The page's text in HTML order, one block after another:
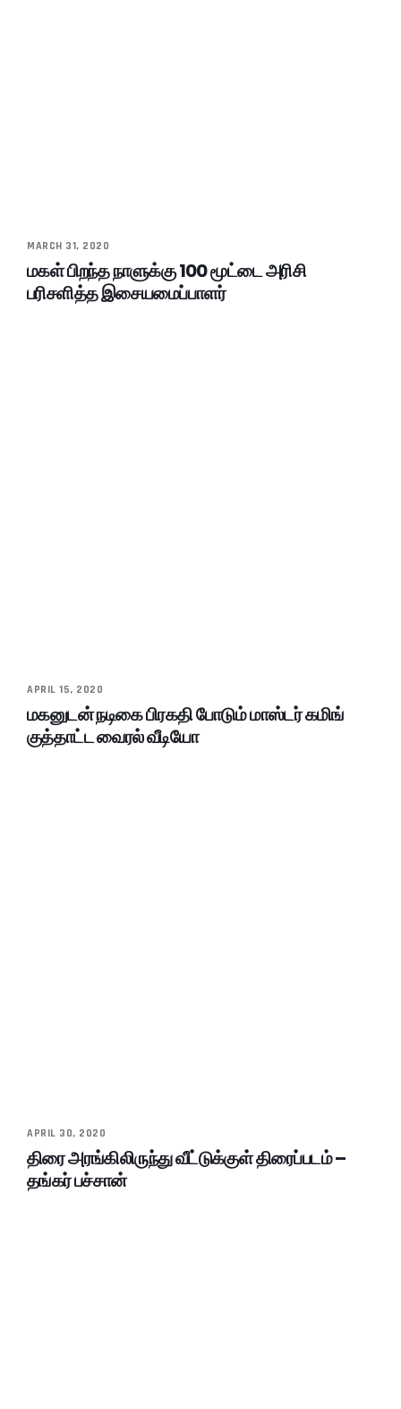
MARCH 31, 2020
மகள் பிறந்த நாளுக்கு 100 மூட்டை அரிசி
பரிசளித்த இசையமைப்பாளர்
APRIL 15, 2020
மகனுடன் நடிகை பிரகதி போடும் மாஸ்டர் கமிங்
குத்தாட்ட வைரல் வீடியோ
APRIL 30, 2020
திரை அரங்கிலிருந்து வீட்டுக்குள் திரைப்படம் –
தங்கர் பச்சான்